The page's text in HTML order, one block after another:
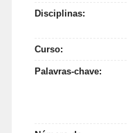
Disciplinas:
Curso:
Palavras-chave: